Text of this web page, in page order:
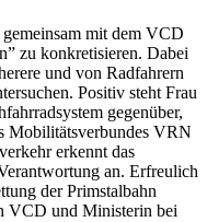
mit dem VCD
zu konkretisieren. Dabei
und von Radfahrern
Positiv steht Frau
gegenüber,
Mobilitätsverbundes VRN
erkennt das
an. Erfreulich
der Primstalbahn
VCD und Ministerin bei